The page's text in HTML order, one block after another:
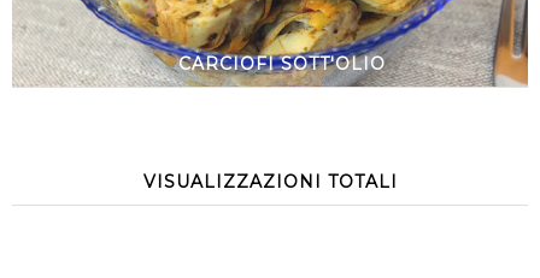
CARCIOFI SOTT'OLIO
VISUALIZZAZIONI TOTALI